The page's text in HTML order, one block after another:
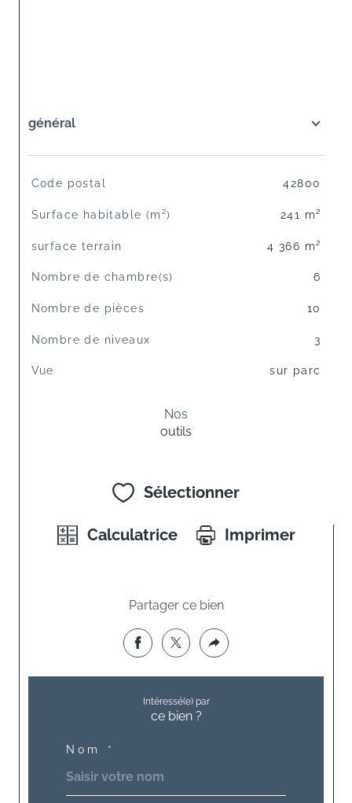
général
TRAD_SIROCCO_Caracteristique
Code postal 42800
Surface habitable (m²) 241 m²
surface terrain 4 366 m²
Nombre de chambre(s) 6
Nombre de pièces 10
Nombre de niveaux 3
Vue sur parc
Nos
outils
Sélectionner
Calculatrice Imprimer
Partager ce bien
Intéressé(e) par
ce bien ?
Nom *